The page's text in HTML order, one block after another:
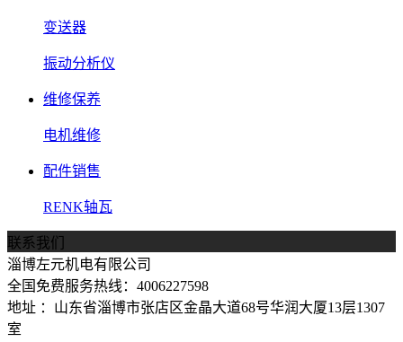
变送器
振动分析仪
维修保养
电机维修
配件销售
RENK轴瓦
联系我们
淄博左元机电有限公司
全国免费服务热线：4006227598
地址 ：山东省淄博市张店区金晶大道68号华润大厦13层1307
室